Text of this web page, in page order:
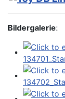
Bildergalerie: